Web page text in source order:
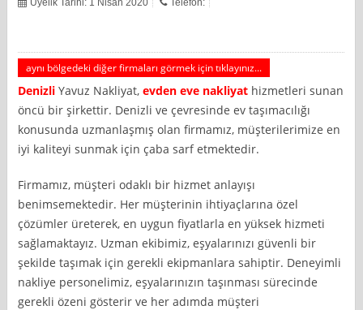
Üyelik Tarihi: 1 Nisan 2020
Telefon:
aynı bölgedeki diğer firmaları görmek için tıklayınız...
Denizli Yavuz Nakliyat,evden eve nakliyat hizmetleri sunan
öncü bir şirkettir. Denizli ve çevresinde ev taşımacılığı
konusunda uzmanlaşmış olan firmamız, müşterilerimize en
iyi kaliteyi sunmak için çaba sarf etmektedir.
Firmamız, müşteri odaklı bir hizmet anlayışı
benimsemektedir. Her müşterinin ihtiyaçlarına özel
çözümler üreterek, en uygun fiyatlarla en yüksek hizmeti
sağlamaktayız. Uzman ekibimiz, eşyalarınızı güvenli bir
şekilde taşımak için gerekli ekipmanlara sahiptir. Deneyimli
nakliye personelimiz, eşyalarınızın taşınması sürecinde
gerekli özeni gösterir ve her adımda müşteri